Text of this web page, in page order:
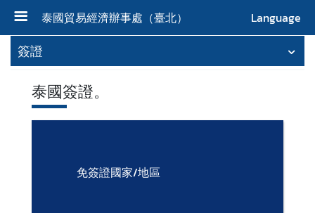
泰國貿易經濟辦事處（臺北）
Language
首
頁
關
於
簽證
泰國簽證。
免簽證國家/地區